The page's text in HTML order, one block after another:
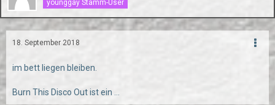
younggay Stamm-User
18. September 2018
im bett liegen bleiben.
Burn This Disco Out ist ein ...